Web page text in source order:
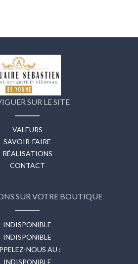
SUR LE SITE
VALEURS
SAVOIR-FAIRE
RÉALISATIONS
CONTACT
SUR VOTRE BOUTIQUE
INDISPONIBLE
INDISPONIBLE
NOUS AU :
INDISPONIBLE